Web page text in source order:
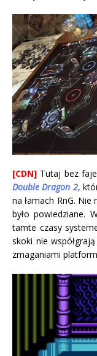
[CDN] Tutaj bez
Double Dragon 2,
na łamach RnG.
było powiedziane.
tamte czasy
skoki nie
zmaganiami